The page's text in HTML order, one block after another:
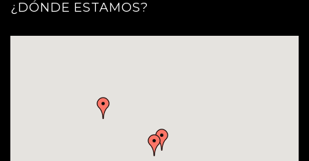
¿DÓNDE ESTAMOS?